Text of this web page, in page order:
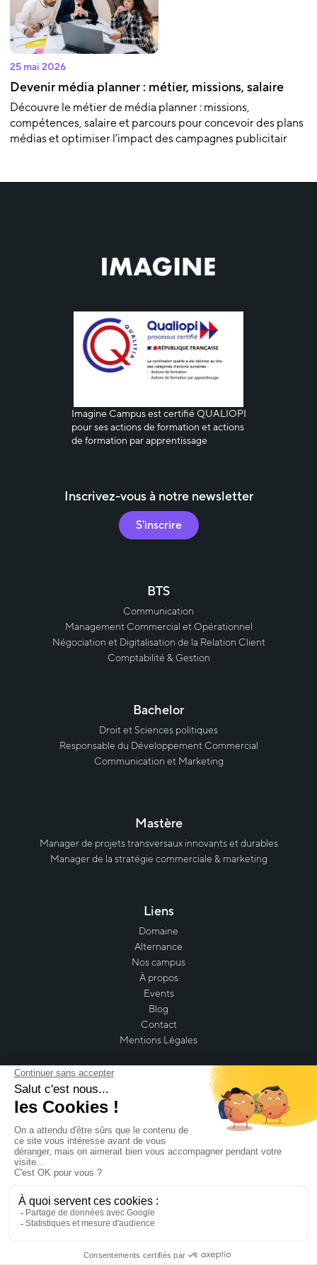
25 mai 2026
Devenir média planner : métier, missions, salaire
Découvre le métier de média planner : missions,
compétences, salaire et parcours pour concevoir des plans
médias et optimiser l’impact des campagnes publicitair
Imagine Campus est certifié QUALIOPI
pour ses actions de formation et actions
de formation par apprentissage
Inscrivez-vous à notre newsletter
S'inscrire
BTS
Communication
Management Commercial et Opérationnel
Négociation et Digitalisation de la Relation Client
Comptabilité & Gestion
Bachelor
Droit et Sciences politiques
Responsable du Développement Commercial
Communication et Marketing
Mastère
Manager de projets transversaux innovants et durables
Manager de la stratégie commerciale & marketing
Liens
Domaine
Alternance
Nos campus
À propos
Events
Blog
Contact
Mentions Légales
Retrouvez-nous sur nos réseaux sociaux
2026 Imagine Campus tous droits réservés